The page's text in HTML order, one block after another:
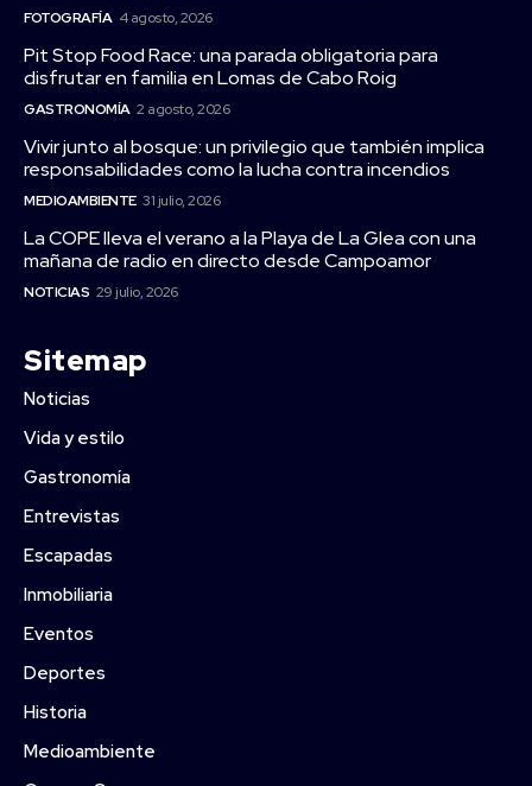
FOTOGRAFÍA 4 agosto, 2026
Pit Stop Food Race: una parada obligatoria para
disfrutar en familia en Lomas de Cabo Roig
GASTRONOMÍA 2 agosto, 2026
Vivir junto al bosque: un privilegio que también implica
responsabilidades como la lucha contra incendios
MEDIOAMBIENTE 31 julio, 2026
La COPE lleva el verano a la Playa de La Glea con una
mañana de radio en directo desde Campoamor
NOTICIAS 29 julio, 2026
Sitemap
Noticias
Vida y estilo
Gastronomía
Entrevistas
Escapadas
Inmobiliaria
Eventos
Deportes
Historia
Medioambiente